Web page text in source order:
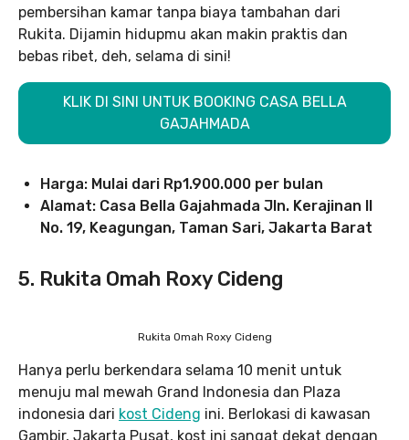
pembersihan kamar tanpa biaya tambahan dari
Rukita. Dijamin hidupmu akan makin praktis dan
bebas ribet, deh, selama di sini!
KLIK DI SINI UNTUK BOOKING CASA BELLA
GAJAHMADA
Harga: Mulai dari Rp1.900.000 per bulan
Alamat: Casa Bella Gajahmada Jln. Kerajinan II
No. 19, Keagungan, Taman Sari, Jakarta Barat
5. Rukita Omah Roxy Cideng
Rukita Omah Roxy Cideng
Hanya perlu berkendara selama 10 menit untuk
menuju mal mewah Grand Indonesia dan Plaza
indonesia dari kost Cideng ini. Berlokasi di kawasan
Gambir, Jakarta Pusat, kost ini sangat dekat dengan